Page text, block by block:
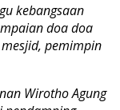
kebangsaan
doa doa
pemimpin
Wirotho Agung